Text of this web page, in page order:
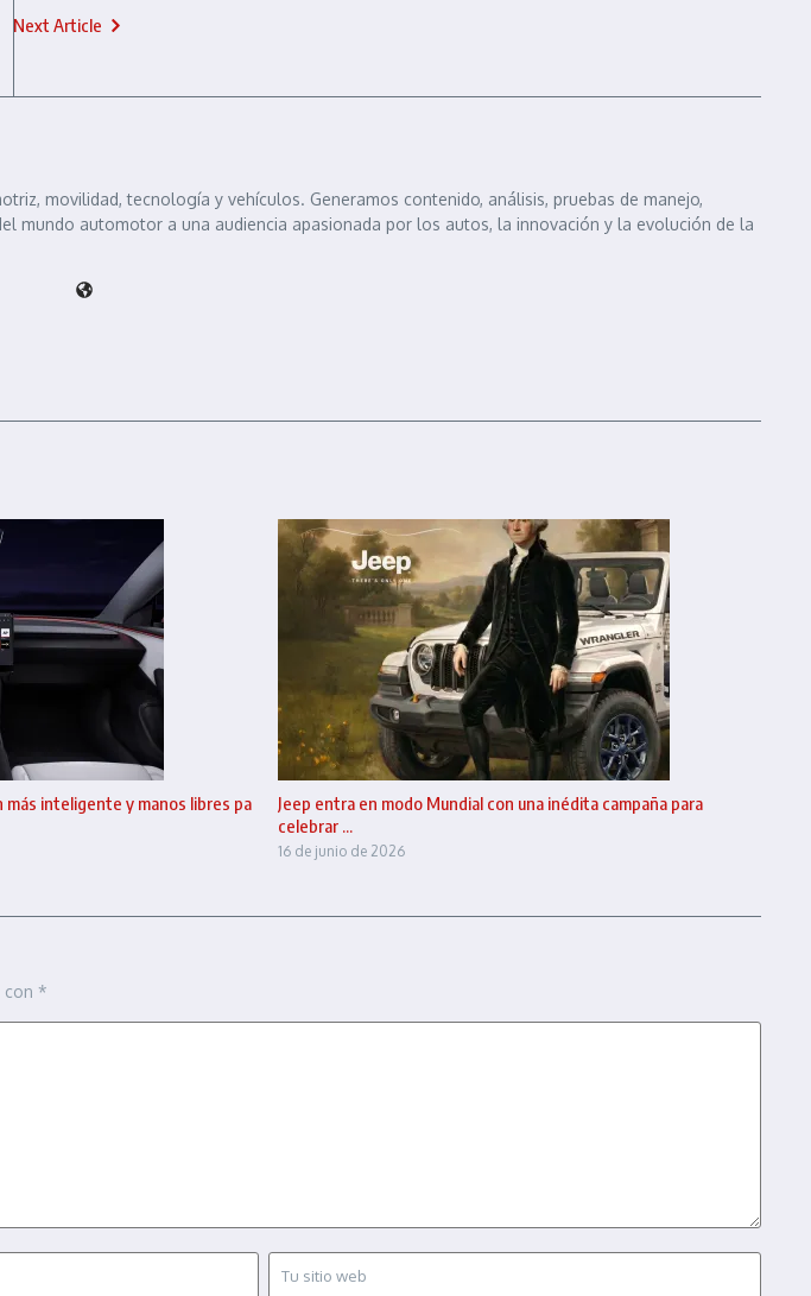
Next Article
movilidad, tecnología y vehículos. Generamos contenido, análisis, pruebas de manejo,
mundo automotor a una audiencia apasionada por los autos, la innovación y la evolución de la
más inteligente y manos libres pa
Jeep entra en modo Mundial con una inédita campaña para
celebrar ...
16 de junio de 2026
con *